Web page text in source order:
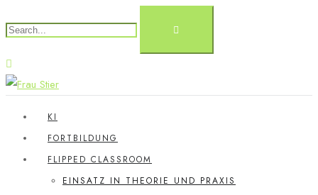
KI
FORTBILDUNG
FLIPPED CLASSROOM
EINSATZ IN THEORIE UND PRAXIS